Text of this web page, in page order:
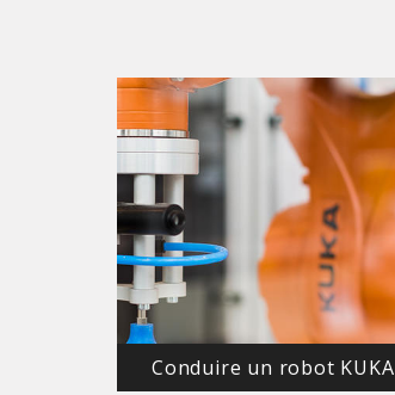
Conduire un robot KUKA